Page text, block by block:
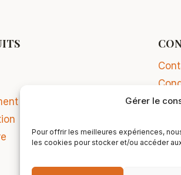
Gérer le
Pour offrir les meilleures expériences,
les cookies pour stocker et/ou accéder